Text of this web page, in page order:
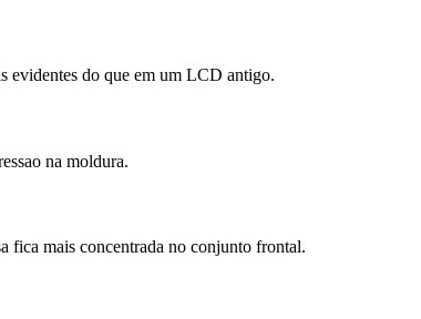
evidentes do que em um LCD antigo.
na moldura.
fica mais concentrada no conjunto frontal.